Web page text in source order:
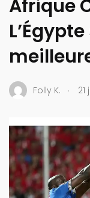
Afrique
Folly K. . 21